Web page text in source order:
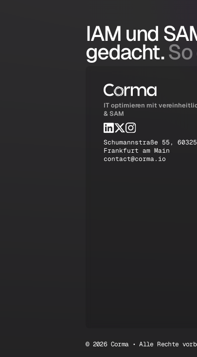
IAM und
gedacht.
IT optimieren mit
& SAM
Schumannstraße 55, 60325
Frankfurt am Main
contact@corma.io
© 2026 Corma • Alle Rechte